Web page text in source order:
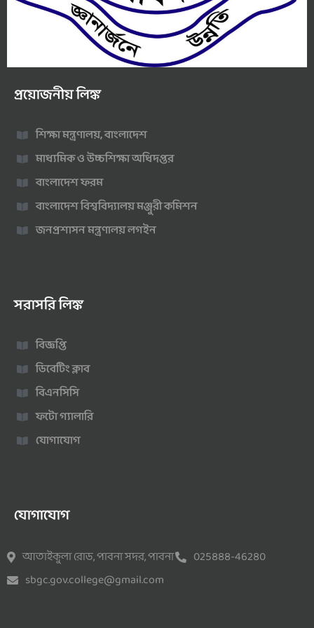
প্রয়োজনীয় লিঙ্ক
শিক্ষা মন্ত্রণালয়, বাংলাদেশ
মাধ্যমিক ও উচ্চশিক্ষা অধিদপ্তর
বাংলাদেশ ফরম
বাংলাদেশ বিশ্ববিদ্যালয় মঞ্জুরী কমিশন
জনপ্রশাসন মন্ত্রণালয় লগইন
সরাসরি লিঙ্ক
বিজ্ঞপ্তি
ডিবেটিং ক্লাব
বিএনসিসি
ফটো গ্যালারি
যোগাযোগ
যোগাযোগ
আতাইকুলা রোড, পাবনা সদর, পাবনা
025888-46280
sbgc.gov.college@gmail.com